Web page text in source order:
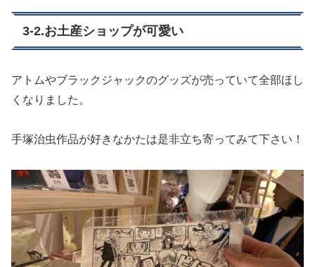
3-2.お土産ショップが可愛い
アトムやブラックジャックのグッズが売っていて全部ほし
くなりました。
手塚治虫作品が好きなかたは是非立ち寄ってみて下さい！